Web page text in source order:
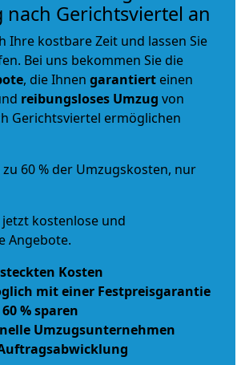
nach Gerichtsviertel an
Ihre kostbare Zeit und lassen Sie
Bei uns bekommen Sie die
, die Ihnen garantiert einen
reibungsloses Umzug von
Gerichtsviertel ermöglichen
zu 60 % der Umzugskosten, nur
jetzt kostenlose und
Angebote.
Kosten
mit einer Festpreisgarantie
% sparen
Umzugsunternehmen